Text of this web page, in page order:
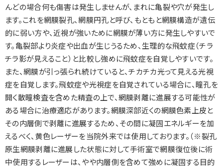
んどの場合何も傷害は発生しませんが、まれに亀裂や穴が発生し
ます。これを網膜裂孔、網膜円孔と呼び、もともと網膜構造が遺伝
的に弱い方や、近視が強いために網膜が薄い方に発生しやすいで
す。亀裂部より炎症や出血が生じうるため、生理的な飛蚊症（チラ
チラ影が見えること）と比較し強めに飛蚊症を自覚しやすいです。
また、網膜が引っ張られ続けていると、チカチカ光って見える光視
症を自覚します。飛蚊症や光視症を自覚されている場合に、瞳孔を
開く散瞳検査を含めた精査の上で、網膜剥離に進展する可能性が
ある場合に治療適応があります。網膜深部近くの網膜色素上皮と
その内層側で剥離に進展するため、その間に凝固エネルギーを加
えるべく、黄色レーザーを当院外来では使用しております。（※裂孔
原生網膜剥離に進展した状態に対して手術室で網膜復位後に術
中使用するレーザーは、やや内層側を含めて強めに凝固する目的